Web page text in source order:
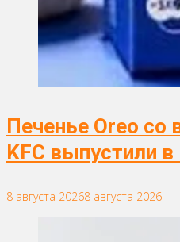
Печенье Oreo со
KFC выпустили в
8 августа 20268 августа 2026